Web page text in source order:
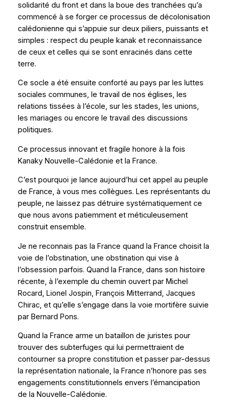
solidarité du front et dans la boue des tranchées qu’a
commencé à se forger ce processus de décolonisation
calédonienne qui s’appuie sur deux piliers, puissants et
simples : respect du peuple kanak et reconnaissance
de ceux et celles qui se sont enracinés dans cette
terre.
Ce socle a été ensuite conforté au pays par les luttes
sociales communes, le travail de nos églises, les
relations tissées à l’école, sur les stades, les unions,
les mariages ou encore le travail des discussions
politiques.
Ce processus innovant et fragile honore à la fois
Kanaky Nouvelle-Calédonie et la France.
C’est pourquoi je lance aujourd’hui cet appel au peuple
de France, à vous mes collègues. Les représentants du
peuple, ne laissez pas détruire systématiquement ce
que nous avons patiemment et méticuleusement
construit ensemble.
Je ne reconnais pas la France quand la France choisit la
voie de l’obstination, une obstination qui vise à
l’obsession parfois. Quand la France, dans son histoire
récente, à l’exemple du chemin ouvert par Michel
Rocard, Lionel Jospin, François Mitterrand, Jacques
Chirac, et qu’elle s’engage dans la voie mortifère suivie
par Bernard Pons.
Quand la France arme un bataillon de juristes pour
trouver des subterfuges qui lui permettraient de
contourner sa propre constitution et passer par-dessus
la représentation nationale, la France n’honore pas ses
engagements constitutionnels envers l’émancipation
de la Nouvelle-Calédonie.